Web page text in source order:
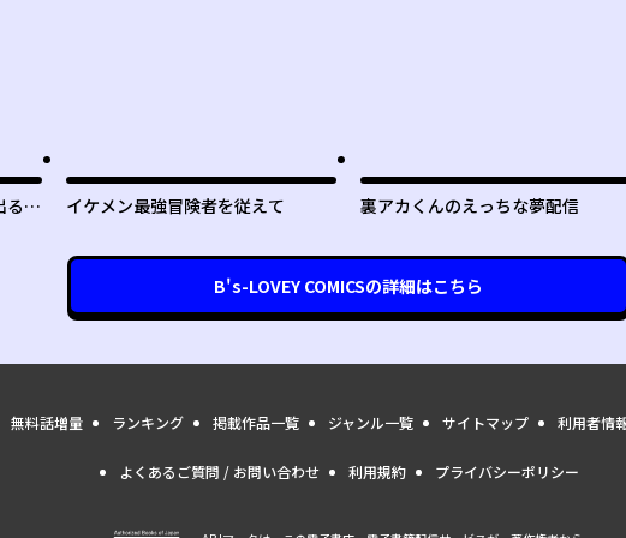
るこ
イケメン最強冒険者を従えて 裏アカくんのえっちな夢配信
B's-LOVEY COMICSの詳細はこちら
無料話増量 ランキング 掲載作品一覧 ジャンル一覧 サイトマップ 利用者情
よくあるご質問 / お問い合わせ 利用規約 プライバシーポリシー